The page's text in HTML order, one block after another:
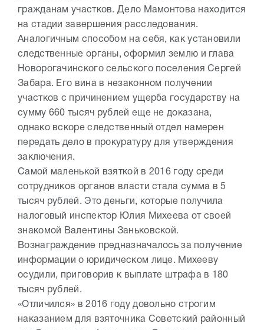
гражданам участков. Дело Мамонтова находится
на стадии завершения расследования.
Аналогичным способом на себя, как установили
следственные органы, оформил землю и глава
Новорогачинского сельского поселения Сергей
Забара. Его вина в незаконном получении
участков с причинением ущерба государству на
сумму 660 тысяч рублей еще не доказана,
однако вскоре следственный отдел намерен
передать дело в прокуратуру для утверждения
заключения.
Самой маленькой взяткой в 2016 году среди
сотрудников органов власти стала сумма в 5
тысяч рублей. Это деньги, которые получила
налоговый инспектор Юлия Михеева от своей
знакомой Валентины Заньковской.
Вознаграждение предназначалось за получение
информации о юридическом лице. Михееву
осудили, приговорив к выплате штрафа в 180
тысяч рублей.
«Отличился» в 2016 году довольно строгим
наказанием для взяточника Советский районный